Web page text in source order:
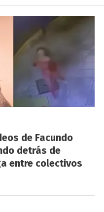
de Facundo
detrás de
entre colectivos